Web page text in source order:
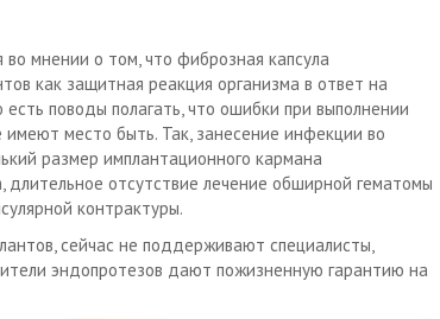
мнении о том, что фиброзная капсула
как защитная реакция организма в ответ на
поводы полагать, что ошибки при выполнении
имеют место быть. Так, занесение инфекции во
размер имплантационного кармана
отсутствие лечение обширной гематомы
контрактуры.
сейчас не поддерживают специалисты,
эндопротезов дают пожизненную гарантию на